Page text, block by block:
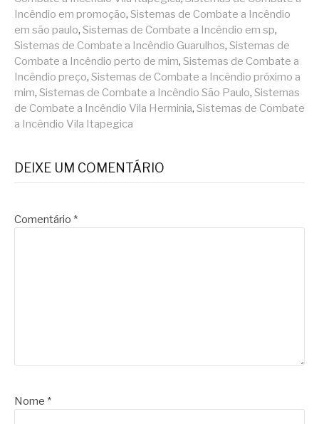
Incêndio em promoção, Sistemas de Combate a Incêndio
em são paulo, Sistemas de Combate a Incêndio em sp,
Sistemas de Combate a Incêndio Guarulhos, Sistemas de
Combate a Incêndio perto de mim, Sistemas de Combate a
Incêndio preço, Sistemas de Combate a Incêndio próximo a
mim, Sistemas de Combate a Incêndio São Paulo, Sistemas
de Combate a Incêndio Vila Herminia, Sistemas de Combate
a Incêndio Vila Itapegica
DEIXE UM COMENTÁRIO
Comentário *
Nome *